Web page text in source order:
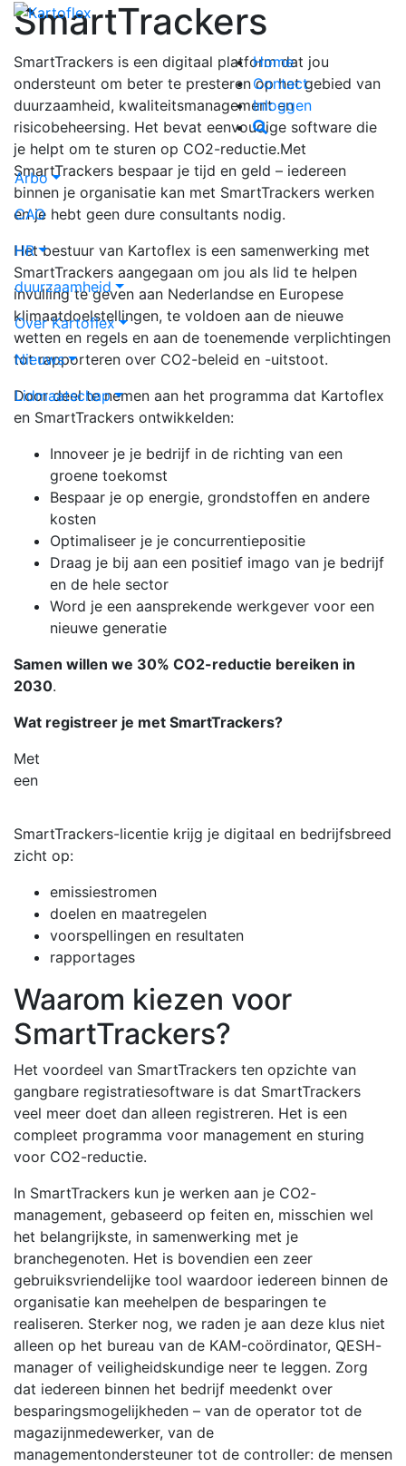
Home
Contact
Inloggen
Arbo
CAO
HR
duurzaamheid
Over Kartoflex
Nieuws
Lidmaatschap
SmartTrackers
SmartTrackers is een digitaal platform dat jou
ondersteunt om beter te presteren op het gebied van
duurzaamheid, kwaliteitsmanagement en
risicobeheersing. Het bevat eenvoudige software die
je helpt om te sturen op CO2-reductie.Met
SmartTrackers bespaar je tijd en geld – iedereen
binnen je organisatie kan met SmartTrackers werken
en je hebt geen dure consultants nodig.
Het bestuur van Kartoflex is een samenwerking met
SmartTrackers aangegaan om jou als lid te helpen
invulling te geven aan Nederlandse en Europese
klimaatdoelstellingen, te voldoen aan de nieuwe
wetten en regels en aan de toenemende verplichtingen
tot rapporteren over CO2-beleid en -uitstoot.
Door deel te nemen aan het programma dat Kartoflex
en SmartTrackers ontwikkelden:
Innoveer je je bedrijf in de richting van een
groene toekomst
Bespaar je op energie, grondstoffen en andere
kosten
Optimaliseer je je concurrentiepositie
Draag je bij aan een positief imago van je bedrijf
en de hele sector
Word je een aansprekende werkgever voor een
nieuwe generatie
Samen willen we 30% CO2-reductie bereiken in
2030.
Wat registreer je met SmartTrackers?
Met
een
SmartTrackers-licentie krijg je digitaal en bedrijfsbreed
zicht op:
emissiestromen
doelen en maatregelen
voorspellingen en resultaten
rapportages
Waarom kiezen voor
SmartTrackers?
Het voordeel van SmartTrackers ten opzichte van
gangbare registratiesoftware is dat SmartTrackers
veel meer doet dan alleen registreren. Het is een
compleet programma voor management en sturing
voor CO2-reductie.
In SmartTrackers kun je werken aan je CO2-
management, gebaseerd op feiten en, misschien wel
het belangrijkste, in samenwerking met je
branchegenoten. Het is bovendien een zeer
gebruiksvriendelijke tool waardoor iedereen binnen de
organisatie kan meehelpen de besparingen te
realiseren. Sterker nog, we raden je aan deze klus niet
alleen op het bureau van de KAM-coördinator, QESH-
manager of veiligheidskundige neer te leggen. Zorg
dat iedereen binnen het bedrijf meedenkt over
besparingsmogelijkheden – van de operator tot de
magazijnmedewerker, van de
managementondersteuner tot de controller: de mensen